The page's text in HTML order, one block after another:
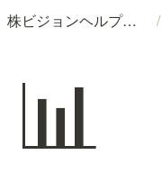
株ビジョンヘルプセンター /
📊